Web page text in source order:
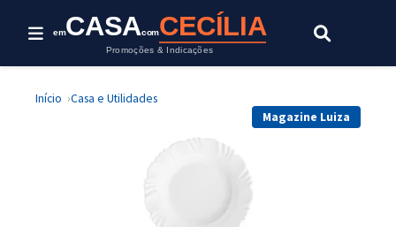
emCASAcomCECÍLIA
Promoções & Indicações
Início
Casa e Utilidades
Magazine Luiza
Esta oferta foi encerrada.